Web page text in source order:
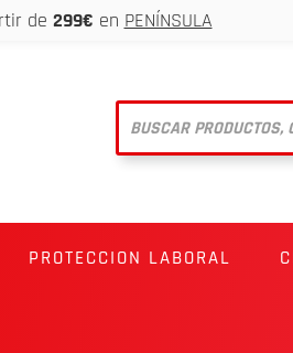
de 299€ en PENÍNSULA
PROTECCION LABORAL